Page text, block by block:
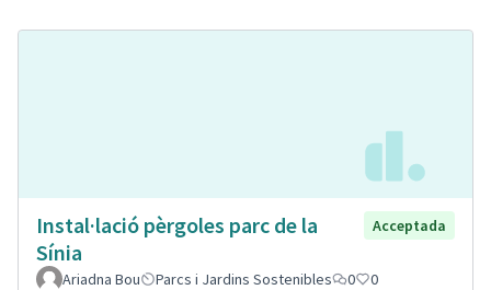
Instal·lació pèrgoles parc de la
Sínia
Acceptada
Ariadna Bou Parcs i Jardins Sostenibles 0 0